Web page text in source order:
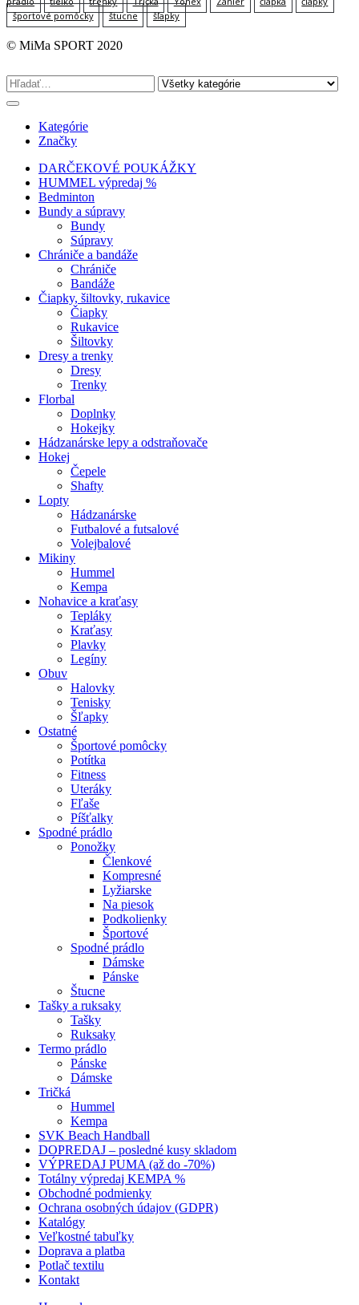
športové pomôcky
štucne šľapky
© MiMa SPORT 2020
Kategórie
Značky
DARČEKOVÉ POUKÁŽKY
HUMMEL výpredaj %
Bedminton
Bundy a súpravy
Bundy
Súpravy
Chrániče a bandáže
Chrániče
Bandáže
Čiapky, šiltovky, rukavice
Čiapky
Rukavice
Šiltovky
Dresy a trenky
Dresy
Trenky
Florbal
Doplnky
Hokejky
Hádzanárske lepy a odstraňovače
Hokej
Čepele
Shafty
Lopty
Hádzanárske
Futbalové a futsalové
Volejbalové
Mikiny
Hummel
Kempa
Nohavice a kraťasy
Tepláky
Kraťasy
Plavky
Legíny
Obuv
Halovky
Tenisky
Šľapky
Ostatné
Športové pomôcky
Potítka
Fitness
Uteráky
Fľaše
Píšťalky
Spodné prádlo
Ponožky
Členkové
Kompresné
Lyžiarske
Na piesok
Podkolienky
Športové
Spodné prádlo
Dámske
Pánske
Štucne
Tašky a ruksaky
Tašky
Ruksaky
Termo prádlo
Pánske
Dámske
Tričká
Hummel
Kempa
SVK Beach Handball
DOPREDAJ – posledné kusy skladom
VÝPREDAJ PUMA (až do -70%)
Totálny výpredaj KEMPA %
Obchodné podmienky
Ochrana osobných údajov (GDPR)
Katalógy
Veľkostné tabuľky
Doprava a platba
Potlač textilu
Kontakt